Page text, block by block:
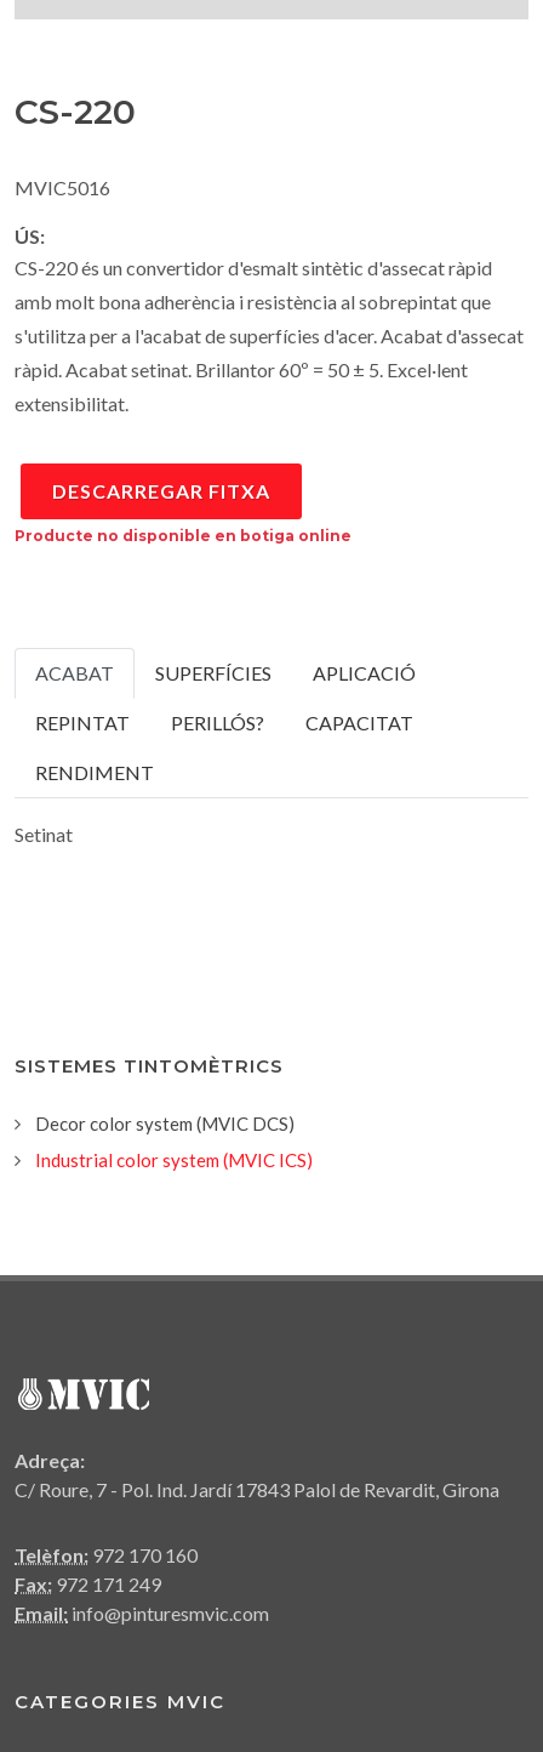
CS-220
MVIC5016
ÚS:
CS-220 és un convertidor d'esmalt sintètic d'assecat ràpid
amb molt bona adherència i resistència al sobrepintat que
s'utilitza per a l'acabat de superfícies d'acer. Acabat d'assecat
ràpid. Acabat setinat. Brillantor 60º = 50 ± 5. Excel·lent
extensibilitat.
DESCARREGAR FITXA
Producte no disponible en botiga online
ACABAT SUPERFÍCIES APLICACIÓ
REPINTAT PERILLÓS? CAPACITAT
RENDIMENT
Setinat
SISTEMES TINTOMÈTRICS
Decor color system (MVIC DCS)
Industrial color system (MVIC ICS)
Adreça:
C/ Roure, 7 - Pol. Ind. Jardí 17843 Palol de Revardit, Girona
Telèfon: 972 170 160
Fax: 972 171 249
Email: info@pinturesmvic.com
CATEGORIES MVIC